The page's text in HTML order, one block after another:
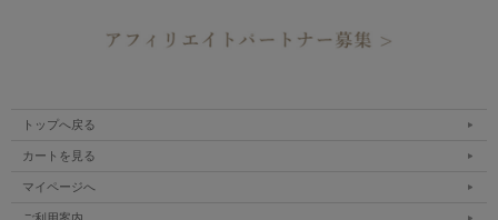
トップへ戻る
カートを見る
マイページへ